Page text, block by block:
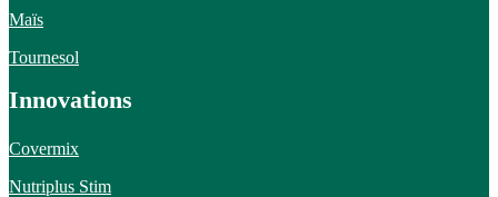
Maïs
Tournesol
Innovations
Covermix
Nutriplus Stim